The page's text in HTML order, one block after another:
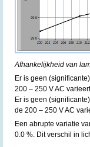
Afhankelijkheid van
Er is geen
200 – 250 V AC
Er is geen
de 200 – 250 V AC
Een abrupte variatie
0.0 %. Dit verschil in